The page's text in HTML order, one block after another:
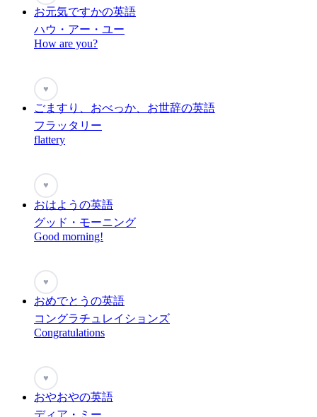
お元気ですかの英語
ハウ・アー・ユー
How are you?
♥
ごますり、おべっか、お世辞の英語
フラッタリー
flattery
♥
おはようの英語
グッド・モーニング
Good morning!
♥
おめでとうの英語
コングラチュレイションズ
Congratulations
♥
おやおやの英語